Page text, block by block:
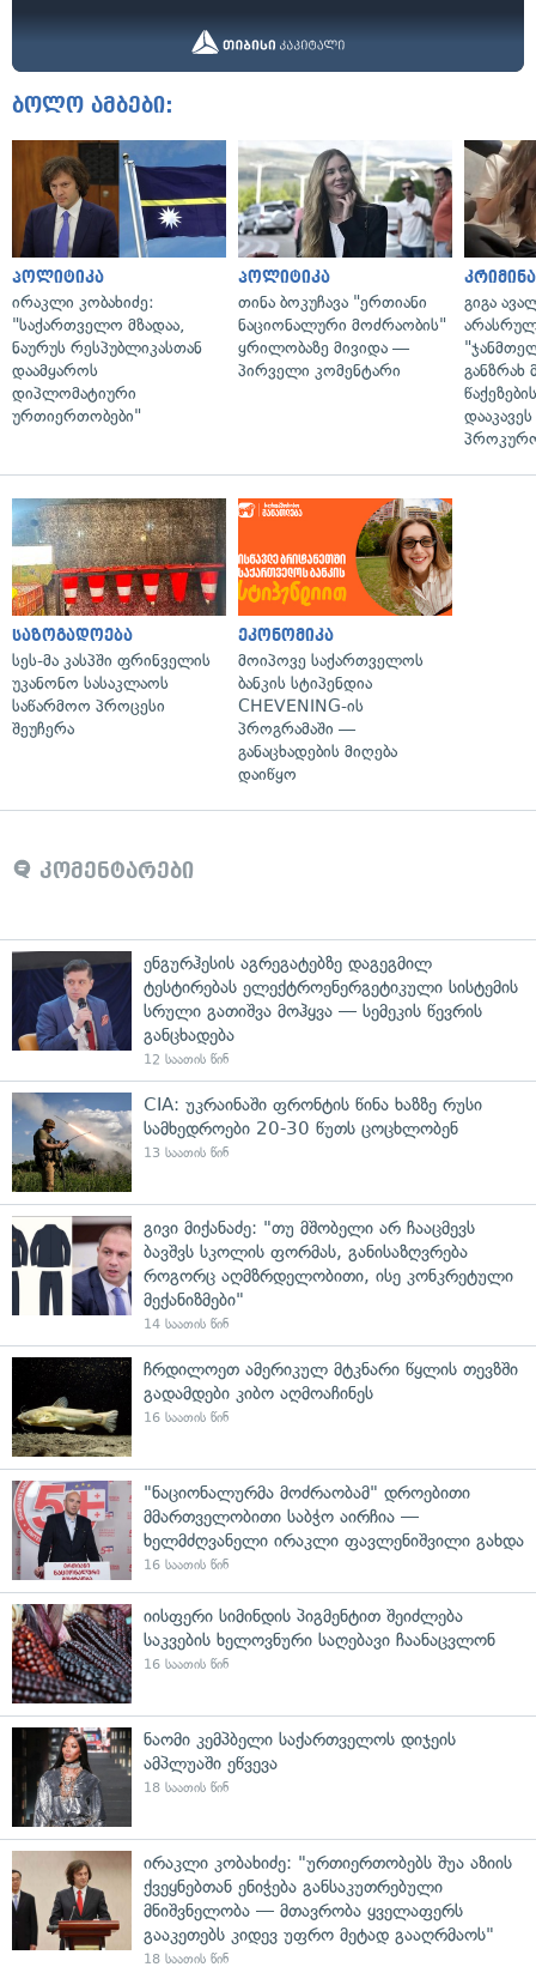
ბოლო ამბები:
პოლიტიკა
ირაკლი კობახიძე:
"საქართველო მზადაა,
ნაურუს რესპუბლიკასთან
დაამყაროს
დიპლომატიური
ურთიერთობები"
პოლიტიკა
თინა ბოკუჩავა "ერთიანი
ნაციონალური მოძრაობის"
ყრილობაზე მივიდა —
პირველი კომენტარი
გიგა
განზრახ
საზოგადოება
სეს-მა კასპში ფრინველის
უკანონო სასაკლაოს
საწარმოო პროცესი
შეუჩერა
ეკონომიკა
მოიპოვე საქართველოს
ბანკის სტიპენდია
CHEVENING-ის
პროგრამაში —
განაცხადების მიღება
დაიწყო
კომენტარები
ენგურჰესის აგრეგატებზე დაგეგმილ
ტესტირებას ელექტროენერგეტიკული სისტემის
სრული გათიშვა მოჰყვა — სემეკის წევრის
განცხადება
12 საათის წინ
CIA: უკრაინაში ფრონტის წინა ხაზზე რუსი
სამხედროები 20-30 წუთს ცოცხლობენ
13 საათის წინ
გივი მიქანაძე: "თუ მშობელი არ ჩააცმევს
ბავშვს სკოლის ფორმას, განისაზღვრება
როგორც აღმზრდელობითი, ისე კონკრეტული
მექანიზმები"
14 საათის წინ
ჩრდილოეთ ამერიკულ მტკნარი წყლის თევზში
გადამდები კიბო აღმოაჩინეს
16 საათის წინ
"ნაციონალურმა მოძრაობამ" დროებითი
მმართველობითი საბჭო აირჩია —
ხელმძღვანელი ირაკლი ფავლენიშვილი გახდა
16 საათის წინ
იისფერი სიმინდის პიგმენტით შეიძლება
საკვების ხელოვნური საღებავი ჩაანაცვლონ
16 საათის წინ
ნაომი კემპბელი საქართველოს დიჯეის
ამპლუაში ეწვევა
18 საათის წინ
ირაკლი კობახიძე: "ურთიერთობებს შუა აზიის
ქვეყნებთან ენიჭება განსაკუთრებული
მნიშვნელობა — მთავრობა ყველაფერს
გააკეთებს კიდევ უფრო მეტად გააღრმაოს"
18 საათის წინ